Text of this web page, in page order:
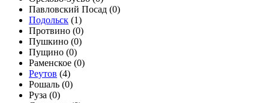
Павловский Посад (0)
Подольск (1)
Протвино (0)
Пушкино (0)
Пущино (0)
Раменское (0)
Реутов (4)
Рошаль (0)
Руза (0)